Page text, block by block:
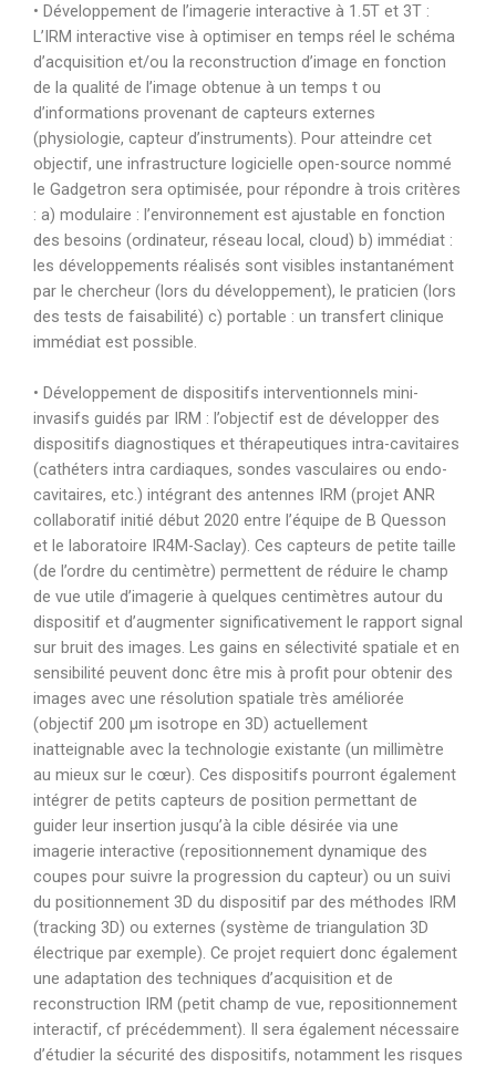
• Développement de l’imagerie interactive à 1.5T et 3T :
L’IRM interactive vise à optimiser en temps réel le schéma
d’acquisition et/ou la reconstruction d’image en fonction
de la qualité de l’image obtenue à un temps t ou
d’informations provenant de capteurs externes
(physiologie, capteur d’instruments). Pour atteindre cet
objectif, une infrastructure logicielle open-source nommé
le Gadgetron sera optimisée, pour répondre à trois critères
: a) modulaire : l’environnement est ajustable en fonction
des besoins (ordinateur, réseau local, cloud) b) immédiat :
les développements réalisés sont visibles instantanément
par le chercheur (lors du développement), le praticien (lors
des tests de faisabilité) c) portable : un transfert clinique
immédiat est possible.
• Développement de dispositifs interventionnels mini-
invasifs guidés par IRM : l’objectif est de développer des
dispositifs diagnostiques et thérapeutiques intra-cavitaires
(cathéters intra cardiaques, sondes vasculaires ou endo-
cavitaires, etc.) intégrant des antennes IRM (projet ANR
collaboratif initié début 2020 entre l’équipe de B Quesson
et le laboratoire IR4M-Saclay). Ces capteurs de petite taille
(de l’ordre du centimètre) permettent de réduire le champ
de vue utile d’imagerie à quelques centimètres autour du
dispositif et d’augmenter significativement le rapport signal
sur bruit des images. Les gains en sélectivité spatiale et en
sensibilité peuvent donc être mis à profit pour obtenir des
images avec une résolution spatiale très améliorée
(objectif 200 µm isotrope en 3D) actuellement
inatteignable avec la technologie existante (un millimètre
au mieux sur le cœur). Ces dispositifs pourront également
intégrer de petits capteurs de position permettant de
guider leur insertion jusqu’à la cible désirée via une
imagerie interactive (repositionnement dynamique des
coupes pour suivre la progression du capteur) ou un suivi
du positionnement 3D du dispositif par des méthodes IRM
(tracking 3D) ou externes (système de triangulation 3D
électrique par exemple). Ce projet requiert donc également
une adaptation des techniques d’acquisition et de
reconstruction IRM (petit champ de vue, repositionnement
interactif, cf précédemment). Il sera également nécessaire
d’étudier la sécurité des dispositifs, notamment les risques